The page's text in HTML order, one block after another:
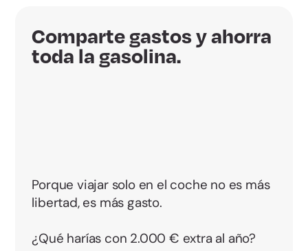
Comparte gastos y ahorra
toda la gasolina.
Porque viajar solo en el coche no es más
libertad, es más gasto.
¿Qué harías con 2.000 € extra al año?